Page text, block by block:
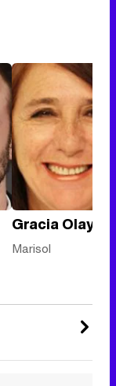
Gracia Olayo
Marisol